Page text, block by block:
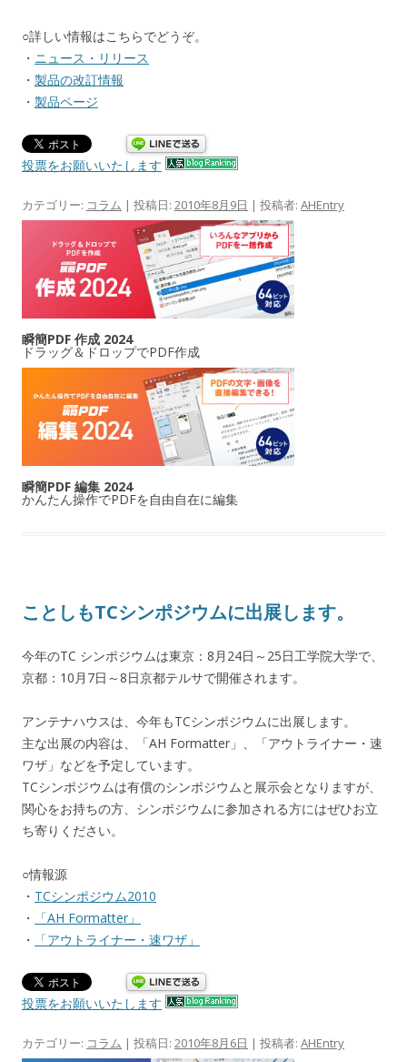
○詳しい情報はこちらでどうぞ。
・ ニュース・リリース
・ 製品の改訂情報
・ 製品ページ
投票をお願いいたします
カテゴリー: コラム | 投稿日: 2010年8月9日 | 投稿者: AHEntry
瞬簡PDF 作成 2024
ドラッグ＆ドロップでPDF作成
瞬簡PDF 編集 2024
かんたん操作でPDFを自由自在に編集
ことしもTCシンポジウムに出展します。
今年のTC シンポジウムは東京：8月24日～25日工学院大学で、
京都：10月7日～8日京都テルサで開催されます。
アンテナハウスは、今年もTCシンポジウムに出展します。
主な出展の内容は、「AH Formatter」、「アウトライナー・速
ワザ」などを予定しています。
TCシンポジウムは有償のシンポジウムと展示会となりますが、
関心をお持ちの方、シンポジウムに参加される方にはぜひお立
ち寄りください。
○情報源
・ TCシンポジウム2010
・
「AH Formatter」
・
「アウトライナー・速ワザ」
投票をお願いいたします
カテゴリー: コラム | 投稿日: 2010年8月6日 | 投稿者: AHEntry